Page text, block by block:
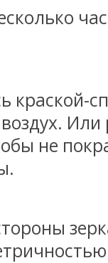
краской-
не